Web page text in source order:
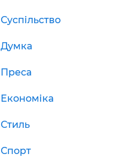
Суспільство
Думка
Преса
Економіка
Стиль
Спорт